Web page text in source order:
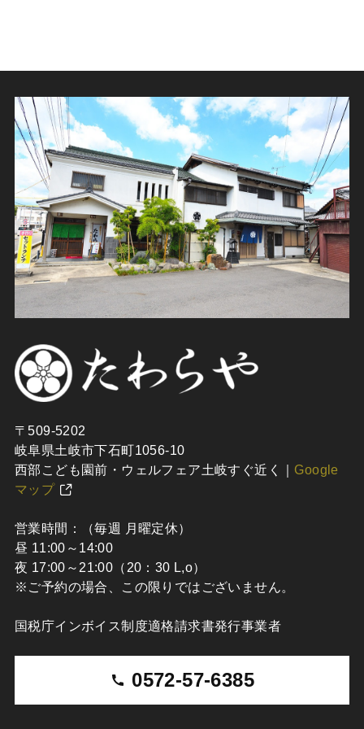
〒509-5202
岐阜県土岐市下石町1056-10
西部こども園前・ウェルフェア土岐すぐ近く｜ Google
マップ
営業時間：（毎週 月曜定休）
昼 11:00～14:00
夜 17:00～21:00（20：30 L,o）
※ご予約の場合、この限りではございません。
国税庁インボイス制度適格請求書発行事業者
0572-57-6385